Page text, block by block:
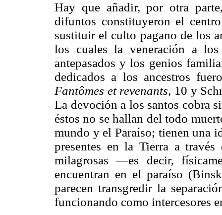
Hay que añadir, por otra
difuntos constituyeron el
sustituir el culto pagano de los
los cuales la veneración a
antepasados y los genios
dedicados a los ancestros
Fantômes et revenants, 10 y
La devoción a los santos cobra
éstos no se hallan del todo
mundo y el Paraíso; tienen una
presentes en la Tierra a
milagrosas —es decir,
encuentran en el paraíso
parecen transgredir la
funcionando como intercesores